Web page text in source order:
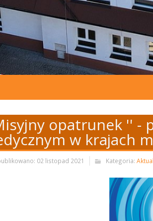
opatrunek '' -
w krajach
02 listopad 2021 Kategoria: